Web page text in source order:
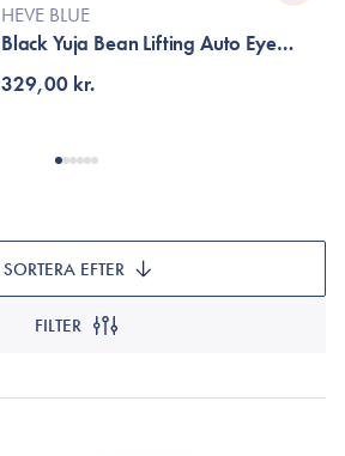
HEVE BLUE
Black Yuja Bean Lifting Auto Eye
Cream
329,00 kr.
FILTER
SORTERA EFTER